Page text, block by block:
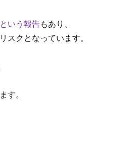
いう報告もあり、
スクとなっています。
す。